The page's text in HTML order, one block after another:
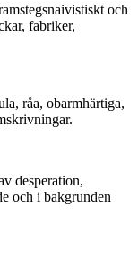
och
fabriker,
råa, obarmhärtiga,
desperation,
och i bakgrunden